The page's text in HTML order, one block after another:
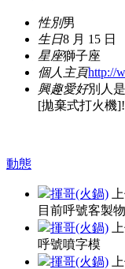
性別男
生日8 月 15 日
星座獅子座
個人主頁http://
興趣愛好別人
[拋棄式打火機]!
動態
揮哥(火鍋)
目前呼號客製
揮哥(火鍋)
呼號噴字模
揮哥(火鍋)